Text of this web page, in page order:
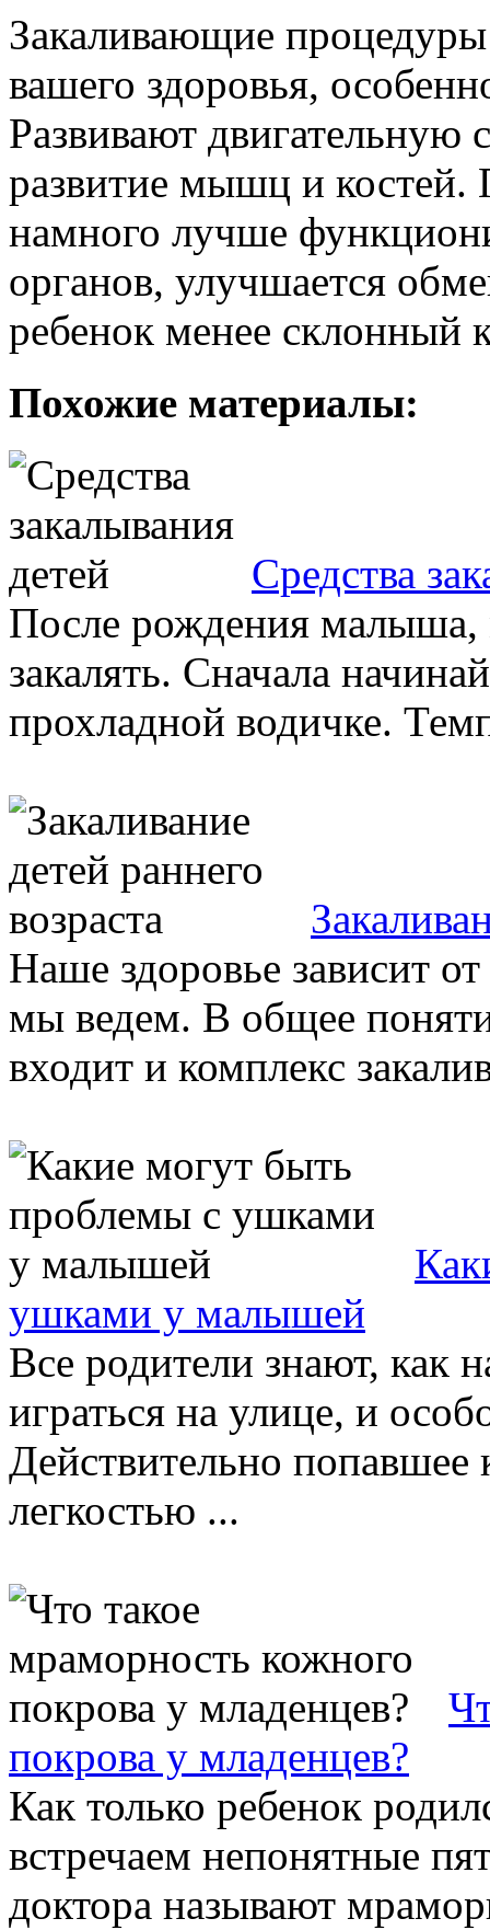
Закаливающие
вашего здоровья,
Развивают двигательную
развитие мышц и костей.
намного лучше
органов, улучшается
ребенок менее склонный
Похожие материалы:
Средства
После рождения малыша,
закалять. Сначала
прохладной водичке.
Наше здоровье зависит
мы ведем. В общее
входит и комплекс
ушками у малышей
Все родители знают, как
играться на улице, и
Действительно попавшее
легкостью ...
покрова у младенцев?
Как только ребенок
встречаем непонятные
доктора называют